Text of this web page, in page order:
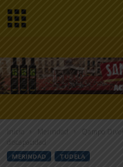
Inicio
Qampo
discapacidad
MERINDAD TUDELA